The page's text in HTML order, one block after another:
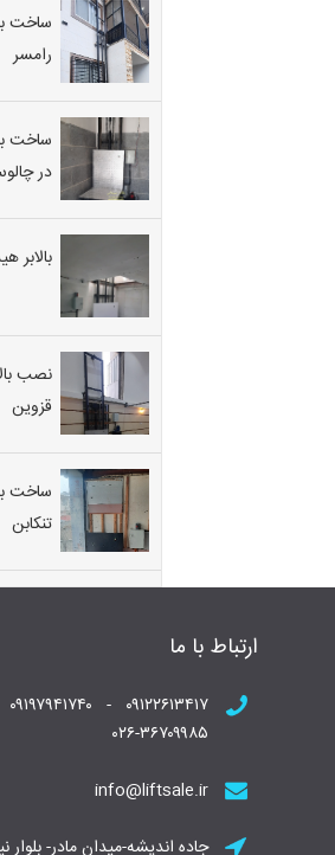
ساخت
رامسر
ساخت
در
بالابر
نصب
قزوین
ساخت
تنکابن
ارتباط با ما
۰۲۶-۳۶۷۰۹۹۸۵
info@liftsale.ir
جاده اندیشه-میدان مادر-